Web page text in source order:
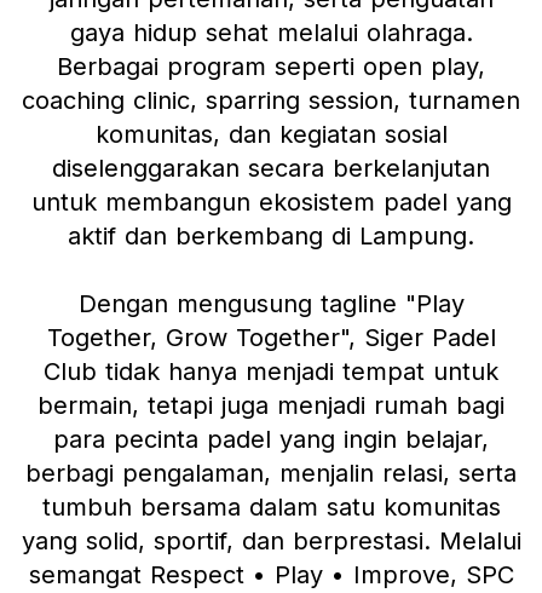
gaya hidup sehat melalui olahraga.
Berbagai program seperti open play,
coaching clinic, sparring session, turnamen
komunitas, dan kegiatan sosial
diselenggarakan secara berkelanjutan
untuk membangun ekosistem padel yang
aktif dan berkembang di Lampung.
Dengan mengusung tagline "Play
Together, Grow Together", Siger Padel
Club tidak hanya menjadi tempat untuk
bermain, tetapi juga menjadi rumah bagi
para pecinta padel yang ingin belajar,
berbagi pengalaman, menjalin relasi, serta
tumbuh bersama dalam satu komunitas
yang solid, sportif, dan berprestasi. Melalui
semangat Respect • Play • Improve, SPC